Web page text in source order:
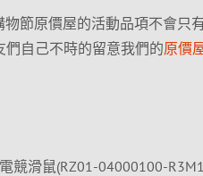
物節原價屋的活動品項不會只
們自己不時的留意我們的原價
競滑鼠(RZ01-04000100-